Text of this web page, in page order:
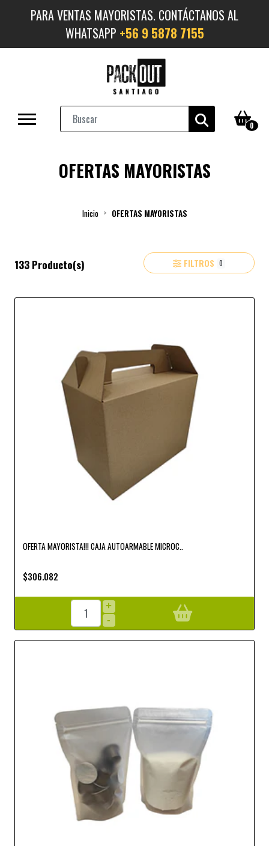
PARA VENTAS MAYORISTAS. CONTÁCTANOS AL
WHATSAPP +56 9 5878 7155
0
OFERTAS MAYORISTAS
Inicio OFERTAS MAYORISTAS
133 Producto(s) FILTROS 0
OFERTA MAYORISTA!!! CAJA AUTOARMABLE MICROC..
$306.082
+
-